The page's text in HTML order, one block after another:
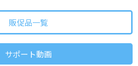
販促品一覧
サポート動画